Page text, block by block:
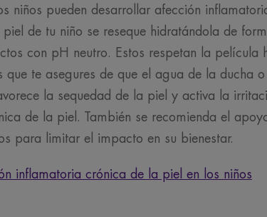
niños pueden desarrollar afección
de tu niño se reseque hidratándola de
con pH neutro. Estos respetan la película
que te asegures de que el agua de la ducha
la sequedad de la piel y activa la
de la piel. También se recomienda el
para limitar el impacto en su bienestar.
inflamatoria crónica de la piel en los niños